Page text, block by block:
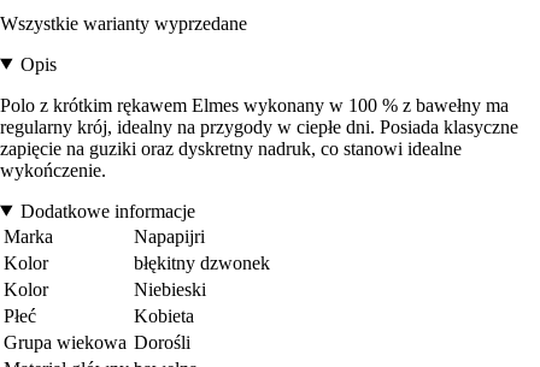
Wszystkie warianty wyprzedane
Opis
Polo z krótkim rękawem Elmes wykonany w 100 % z bawełny ma
regularny krój, idealny na przygody w ciepłe dni. Posiada klasyczne
zapięcie na guziki oraz dyskretny nadruk, co stanowi idealne
wykończenie.
Dodatkowe informacje
Marka
Napapijri
Kolor
błękitny dzwonek
Kolor
Niebieski
Płeć
Kobieta
Grupa wiekowa Dorośli